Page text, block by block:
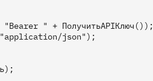
" + ПолучитьAPIКлюч());
json");